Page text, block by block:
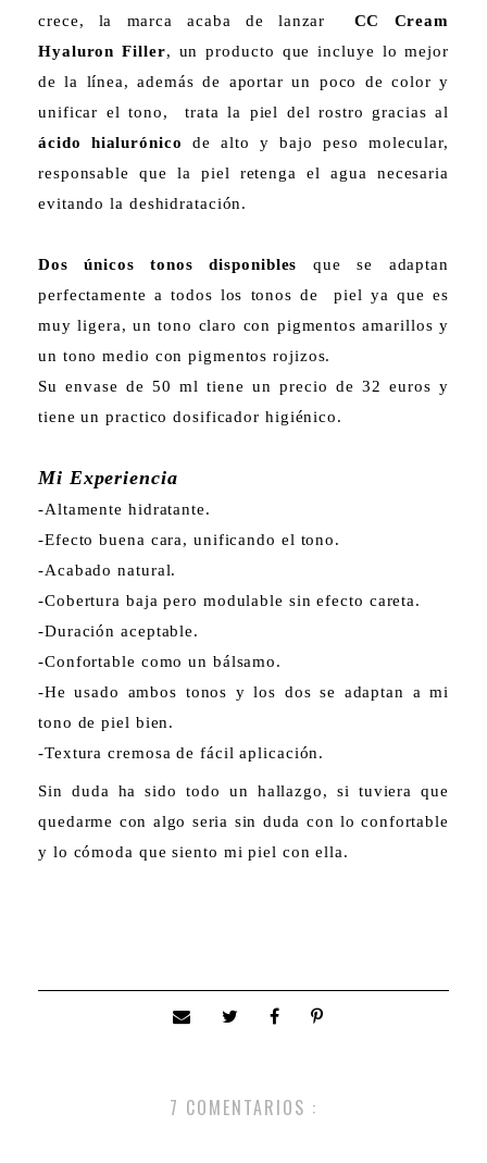
crece, la marca acaba de lanzar CC Cream
Hyaluron Filler, un producto que incluye lo mejor
de la línea, además de aportar un poco de color y
unificar el tono, trata la piel del rostro gracias al
ácido hialurónico
de alto y bajo peso molecular,
responsable que la piel retenga el agua necesaria
evitando la deshidratación.
Dos únicos tonos disponibles que se adaptan
perfectamente a todos los tonos de piel ya que es
muy ligera, un tono claro con pigmentos amarillos y
un tono medio con pigmentos rojizos.
Su envase de 50 ml tiene un precio de 32 euros y
tiene un practico dosificador higiénico.
Mi Experiencia
-Altamente hidratante.
-Efecto buena cara, unificando el tono.
-Acabado natural.
-Cobertura baja pero modulable sin efecto careta.
-Duración aceptable.
-Confortable como un bálsamo.
-He usado ambos tonos y los dos se adaptan a mi
tono de piel bien.
-Textura cremosa de fácil aplicación.
Sin duda ha sido todo un hallazgo, si tuviera que
quedarme con algo seria sin duda con lo confortable
y lo cómoda que siento mi piel con ella.
7 COMENTARIOS :